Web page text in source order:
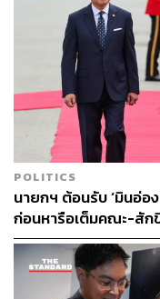
ช่วงสุดท้าย วง
มหาวิทยาลัยมหิดล, บ
ในคอนเสิร์ตที่ทำให้ว
บันทึกการแสดงสดที่ป
มกราคมทาง
คนห่างหายจากคอนเ
ที่ทำให้กราฟของ
ใหม่ๆ เข้ามารอสนับส
กลับไปฟังเพลงในอัลบั้
POLITICS
นายกฯ ต้อนรับ ‘มินอ่อ
ก่อนหารือเต็มคณะ-สัก